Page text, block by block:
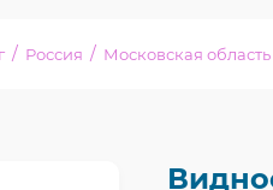
/ Россия / Московская область